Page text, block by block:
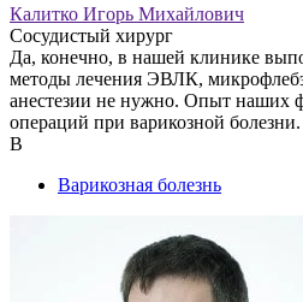
Калитко Игорь Михайлович
Сосудистый хирург
Да, конечно, в нашей клинике
методы лечения ЭВЛК,
анестезии не нужно. Опыт наших
операций при варикозной болезни.
В
Варикозная болезнь